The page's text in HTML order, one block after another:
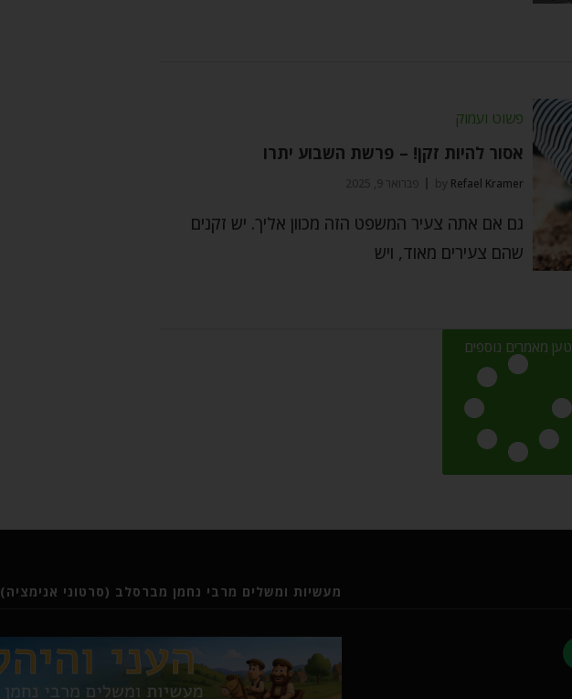
פשוט ועמוק
אסור להיות זקן! – פרשת השבוע יתרו
by Refael Kramer פברואר 9, 2025
גם אם אתה צעיר המשפט הזה מכוון אליך. יש זקנים
שהם צעירים מאוד, ויש
טען מאמרים נוספים
מעשיות ומשלים מרבי נחמן מברסלב (סרטוני אנימציה)